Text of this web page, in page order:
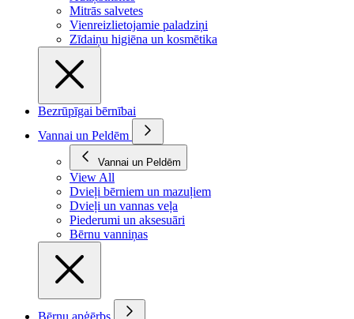
Mitrās salvetes
Vienreizlietojamie paladziņi
Zīdaiņu higiēna un kosmētika
Bezrūpīgai bērnībai
Vannai un Peldēm
Vannai un Peldēm
View All
Dvieļi bērniem un mazuļiem
Dvieļi un vannas veļa
Piederumi un aksesuāri
Bērnu vanniņas
Bērnu apģērbs